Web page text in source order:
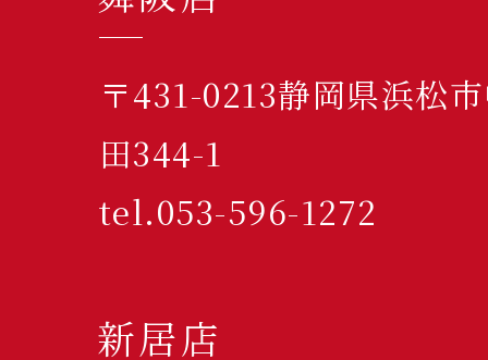
〒431-0213静岡県浜松
田344-1
tel.053-596-1272
新居店